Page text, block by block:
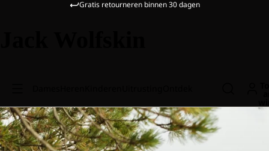
Gratis retourneren binnen 30 dagen